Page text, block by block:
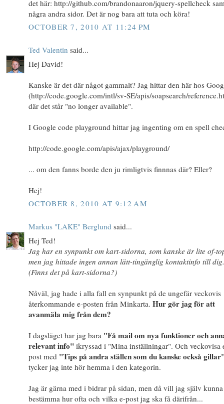
det här: http://github.com/brandonaaron/jquery-spellcheck
några andra sidor. Det är nog bara att tuta och köra!
OCTOBER 7, 2010 AT 11:24 PM
Ted Valentin said...
Hej David!
Kanske är det där något gammalt? Jag hittar den här hos
(http://code.google.com/intl/sv-SE/apis/soapsearch/
där det står "no longer available".
I Google code playground hittar jag ingenting om en spell
http://code.google.com/apis/ajax/playground/
... om den fanns borde den ju rimligtvis finnnas där? Eller?
Hej!
OCTOBER 8, 2010 AT 9:12 AM
Markus "LAKE" Berglund said...
Hej Ted!
Jag har en synpunkt om kart-sidorna, som kanske är lite of-
men jag hittade ingen annan lätt-tingänglig kontaktinfo till dig.
(Finns det på kart-sidorna?)
Nåväl, jag hade i alla fall en synpunkt på de ungefär veckovis
återkommande e-posten från Minkarta. Hur gör jag för att
avanmäla mig från dem?
I dagsläget har jag bara "Få mail om nya funktioner och
relevant info" ikryssad i "Mina inställningar". Och veckovisa
post med "Tips på andra ställen som du kanske också
tycker jag inte hör hemma i den kategorin.
Jag är gärna med i bidrar på sidan, men då vill jag själv kunna
bestämma hur ofta och vilka e-post jag ska få därifrån...